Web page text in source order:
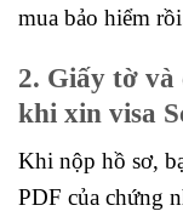
mua bảo hiểm
2. Giấy tờ và
khi xin visa
Khi nộp hồ sơ,
PDF của chứng